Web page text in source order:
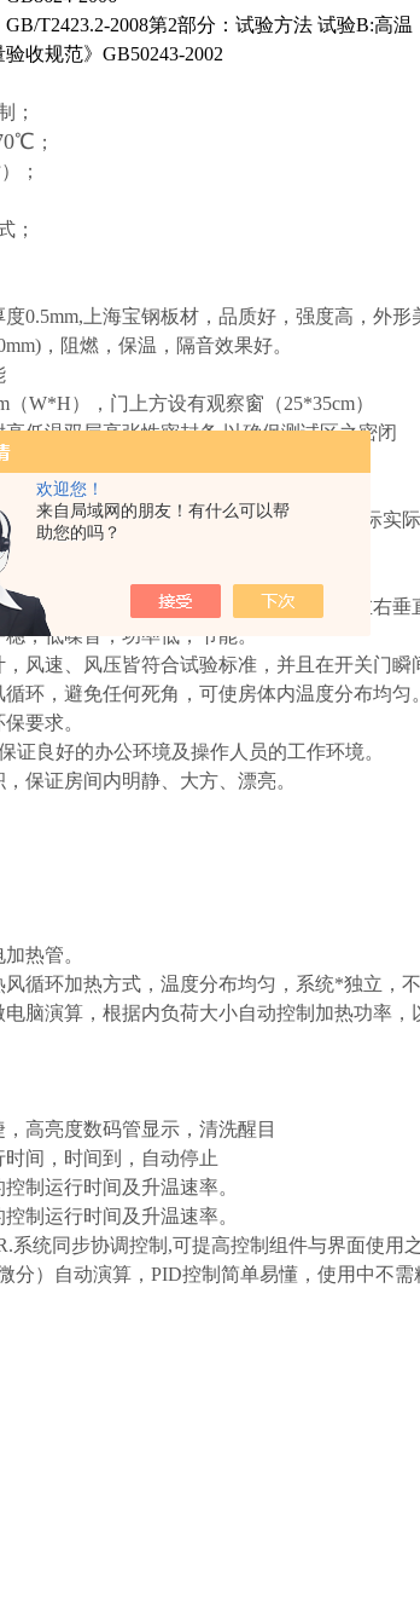
欢迎您！
来自局域网的朋友！有什么可以帮
助您的吗？
T2423.2-2008第2部分：试验方法 试验B:高温
收规范》GB50243-2002
；
；
；
；
0.5mm,上海宝钢板材，品质好，强度高，外形
，阻燃，保温，隔音效果好。
（W*H），门上方设有观察窗（25*35cm）
低温双层高张性密封条,以确保测试区之密闭
盏）。
外接测试电源线或信号线使用（按客户实际实
设置合理，操作方便。
系统
机 ， 中间吸风，两侧出风，
以达强制对流左右垂
，低噪音，功率低，节能。
风速、风压皆符合试验标准，并且在开关门瞬
环，避免任何死角，可使房体内温度分布均匀。
要求。
证良好的办公环境及操作人员的工作环境。
保证房间内明静、大方、漂亮。
热管。
循环加热方式，温度分布均匀，系统*独立，不
脑演算，根据内负荷大小自动控制加热功率
高亮度数码管显示，清洗醒目
间，时间到，自动停止
制运行时间及升温速率。
制运行时间及升温速率。
系统同步协调控制,可提高控制组件与界面使用
分）自动演算，PID控制简单易懂，使用中不需